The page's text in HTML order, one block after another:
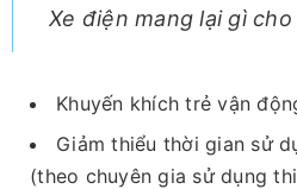
Xe điện mang lại gì cho
Khuyến khích trẻ vận
Giảm thiểu thời gian sử
(theo chuyên gia sử dụng